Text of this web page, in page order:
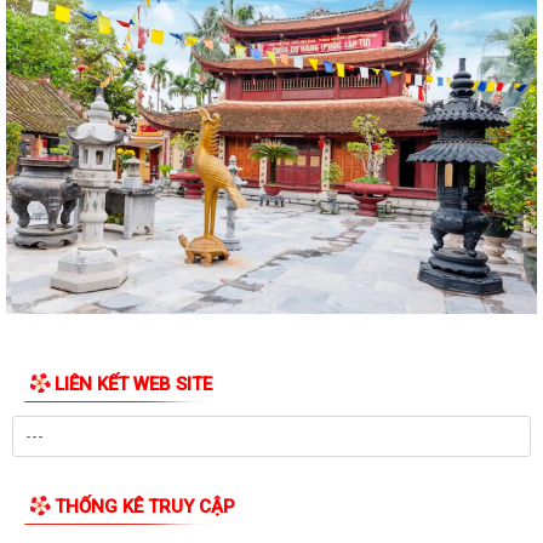
LIÊN KẾT WEB SITE
THỐNG KÊ TRUY CẬP